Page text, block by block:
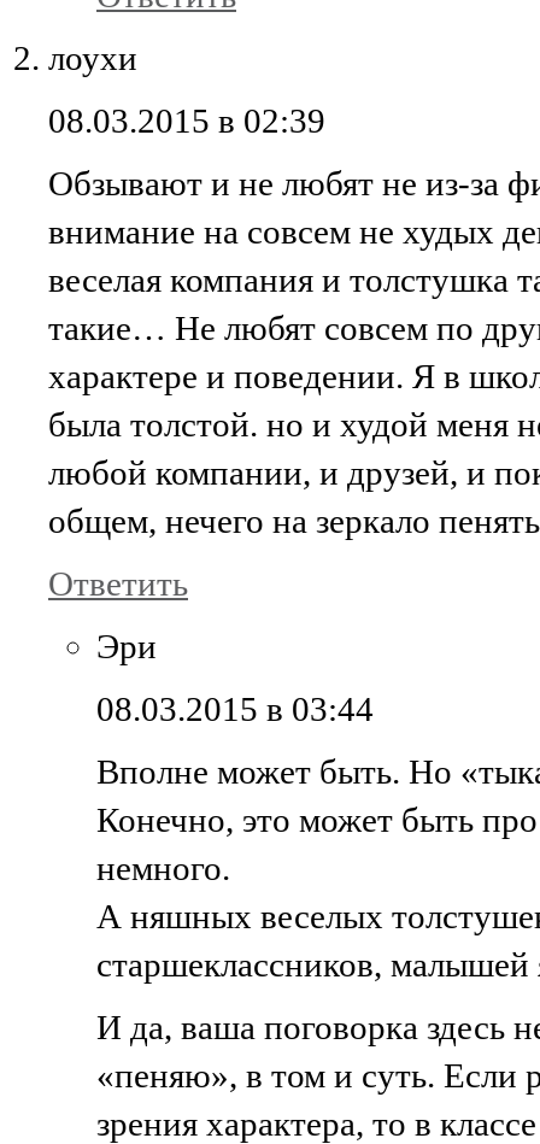
лоухи
08.03.2015 в 02:39
Обзывают и не любят не из-за
внимание на совсем не худых
веселая компания и толстушка
такие… Не любят совсем по
характере и поведении. Я в
была толстой. но и худой меня
любой компании, и друзей, и
общем, нечего на зеркало
Ответить
Эри
08.03.2015 в 03:44
Вполне может быть. Но
Конечно, это может быть
немного.
А няшных веселых
старшеклассников, малышей
И да, ваша поговорка здесь
«пеняю», в том и суть. Если
зрения характера, то в